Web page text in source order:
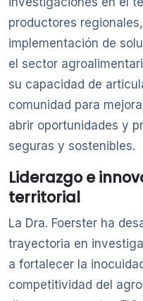
productores
implementación de
el sector
su capacidad de
comunidad para
abrir oportunidades y
seguras y sostenibles.
Liderazgo e
territorial
La Dra. Foerster ha
trayectoria en
a fortalecer la
competitividad del